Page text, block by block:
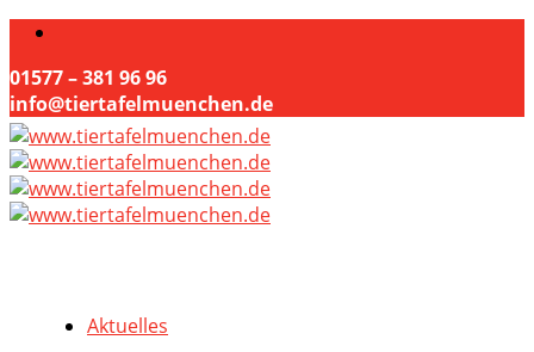
01577 – 381 96 96
info@tiertafelmuenchen.de
Aktuelles